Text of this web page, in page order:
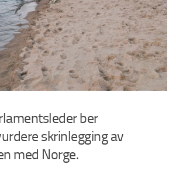
ber
skrinlegging av
med Norge.